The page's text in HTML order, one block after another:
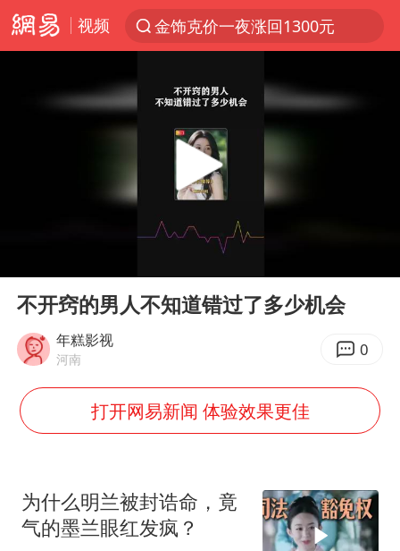
视频
金饰克价一夜涨回1300元
峰哥 汪海林
河南重大刑事案嫌疑人落网
黄金创今年来最大单周涨幅
牛津大学一纸声明甩不了锅
新疆景区自驾服务费改为按车收费
女主硬加吻戏短剧已下架
Play
不开窍的男人不知道错过了多少机会
年糕影视
河南 0
打开网易新闻 体验效果更佳
为什么明兰被封诰命，竟
气的墨兰眼红发疯？